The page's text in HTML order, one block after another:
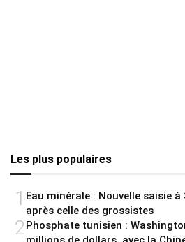
Les plus populaires
1 Eau minérale : Nouvelle saisie
après celle des grossistes
2 Phosphate tunisien :